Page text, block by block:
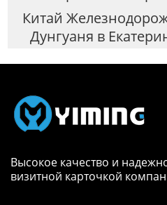
Китай
Дунгуаня в
Высокое качество и
визитной карточкой